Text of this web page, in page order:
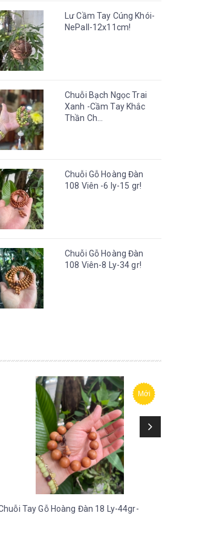
Lư Cầm Tay Cúng Khói-
NePall-12x11cm!
Chuỗi Bạch Ngọc Trai
Xanh -Cầm Tay Khắc
Thần Ch...
Chuỗi Gỗ Hoàng Đàn
108 Viên -6 ly-15 gr!
Chuỗi Gỗ Hoàng Đàn
108 Viên-8 Ly-34 gr!
Mới
Tay Gỗ Hoàng Đàn 18 Ly-44gr-